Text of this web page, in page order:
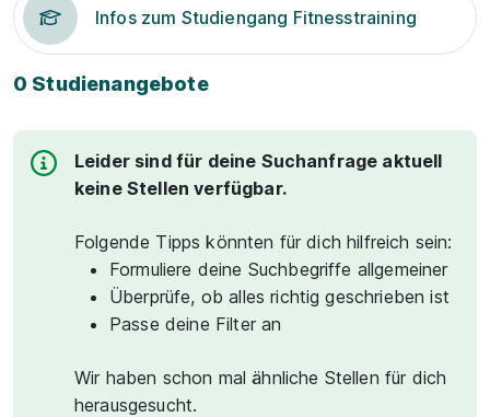
Infos zum Studiengang Fitnesstraining
0 Studienangebote
Leider sind für deine Suchanfrage aktuell
keine Stellen verfügbar.
Folgende Tipps könnten für dich hilfreich sein:
Formuliere deine Suchbegriffe allgemeiner
Überprüfe, ob alles richtig geschrieben ist
Passe deine Filter an
Wir haben schon mal ähnliche Stellen für dich
herausgesucht.